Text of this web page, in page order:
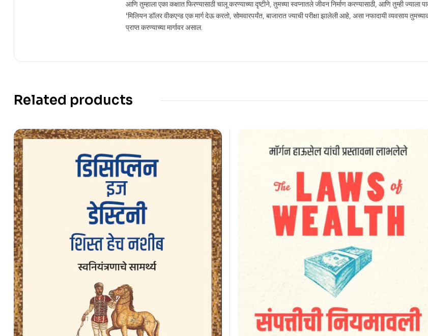
आणि तुम्हाला एका कक्षात फिरण्यासाठी चालू करण्याच्या दृष्टीने, तुमच्या स्वप्नातले जीवन निर्माण करण्यासाठी, आणि तुम्ही
‘मिलियन डॉलर वीकएन्ड एक मार्ग देऊ करतो, सोमवारपर्यंत, बाजारात ज्याची परीक्षा झालेली आहे, असा नफादायी व्यवसाय
प्राप्त करण्याच्या मार्गावर असाल.
Related products